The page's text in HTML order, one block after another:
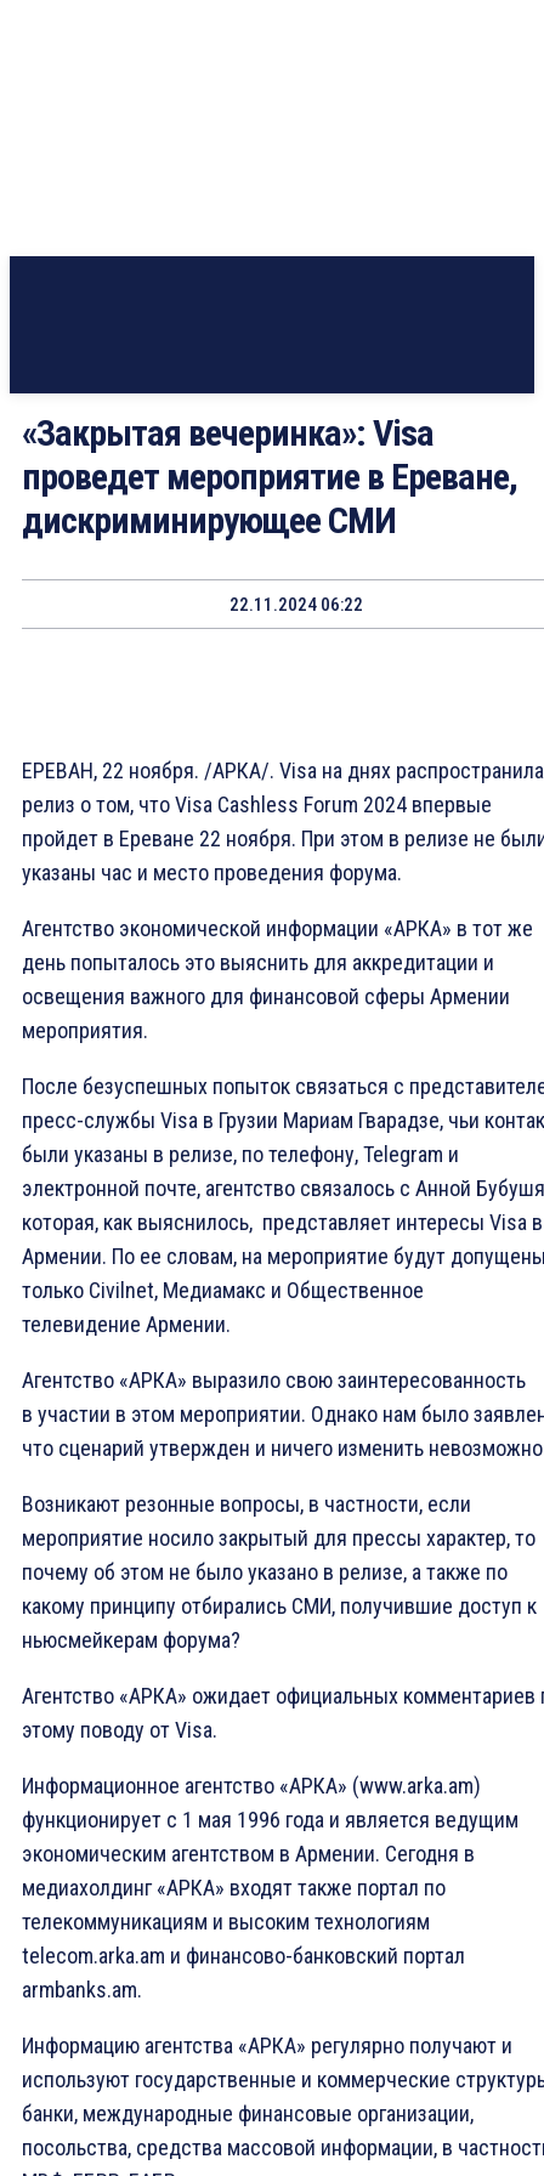
«Закрытая вечеринка»: Visa
проведет мероприятие в Ереване,
дискриминирующее СМИ
22.11.2024 06:22
ЕРЕВАН, 22 ноября. /АРКА/. Visa на днях распространила
релиз о том, что Visa Cashless Forum 2024 впервые
пройдет в Ереване 22 ноября. При этом в релизе не
указаны час и место проведения форума.
Агентство экономической информации «АРКА» в тот же
день попыталось это выяснить для аккредитации и
освещения важного для финансовой сферы Армении
мероприятия.
После безуспешных попыток связаться с
пресс-службы Visa в Грузии Мариам Гварадзе, чьи
были указаны в релизе, по телефону, Telegram и
электронной почте, агентство связалось с Анной
которая, как выяснилось, представляет интересы Visa в
Армении. По ее словам, на мероприятие будут
только Civilnet, Медиамакс и Общественное
телевидение Армении.
Агентство «АРКА» выразило свою заинтересованность
в участии в этом мероприятии. Однако нам было
что сценарий утвержден и ничего изменить
Возникают резонные вопросы, в частности, если
мероприятие носило закрытый для прессы характер, то
почему об этом не было указано в релизе, а также по
какому принципу отбирались СМИ, получившие доступ к
ньюсмейкерам форума?
Агентство «АРКА» ожидает официальных комментариев
этому поводу от Visa.
Информационное агентство «АРКА» (www.arka.am)
функционирует с 1 мая 1996 года и является ведущим
экономическим агентством в Армении. Сегодня в
медиахолдинг «АРКА» входят также портал по
телекоммуникациям и высоким технологиям
teleсom.arka.am и финансово-банковcкий портал
armbanks.am.
Информацию агентства «АРКА» регулярно получают и
используют государственные и коммерческие
банки, международные финансовые организации,
посольства, средства массовой информации, в